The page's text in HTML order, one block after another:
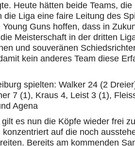
Heute hätten beide Teams, die
die Liga eine faire Leitung des
Guns hoffen, dass in
Meisterschaft in der dritten
und souveränen
kein anderes Team diese
spielten: Walker 24 (2
7 (1), Kraus 4, Leist 3 (1),
Agena
es nun die Köpfe wieder frei zu
konzentriert auf die noch
Bereits am kommenden